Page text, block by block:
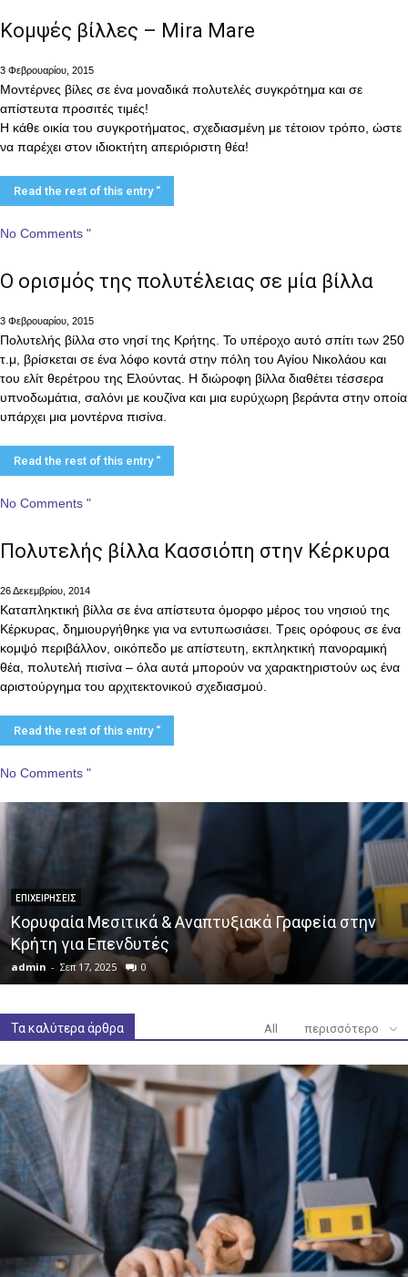
Κομψές βίλλες – Mira Mare
3 Φεβρουαρίου, 2015
Μοντέρνες βίλες σε ένα μοναδικά πολυτελές συγκρότημα και σε
απίστευτα προσιτές τιμές!
Η κάθε οικία του συγκροτήματος, σχεδιασμένη με τέτοιον τρόπο, ώστε
να παρέχει στον ιδιοκτήτη απεριόριστη θέα!
Read the rest of this entry “
No Comments "
Ο ορισμός της πολυτέλειας σε μία βίλλα
3 Φεβρουαρίου, 2015
Πολυτελής βίλλα στο νησί της Κρήτης. Το υπέροχο αυτό σπίτι των 250
τ.μ, βρίσκεται σε ένα λόφο κοντά στην πόλη του Αγίου Νικολάου και
του ελίτ θερέτρου της Ελούντας. Η διώροφη βίλλα διαθέτει τέσσερα
υπνοδωμάτια, σαλόνι με κουζίνα και μια ευρύχωρη βεράντα στην οποία
υπάρχει μια μοντέρνα πισίνα.
Read the rest of this entry “
No Comments "
Πολυτελής βίλλα Κασσιόπη στην Κέρκυρα
26 Δεκεμβρίου, 2014
Καταπληκτική βίλλα σε ένα απίστευτα όμορφο μέρος του νησιού της
Κέρκυρας, δημιουργήθηκε για να εντυπωσιάσει. Τρεις ορόφους σε ένα
κομψό περιβάλλον, οικόπεδο με απίστευτη, εκπληκτική πανοραμική
θέα, πολυτελή πισίνα – όλα αυτά μπορούν να χαρακτηριστούν ως ένα
αριστούργημα του αρχιτεκτονικού σχεδιασμού.
Read the rest of this entry “
No Comments "
ΕΠΙΧΕΙΡΉΣΕΙΣ
Κορυφαία Μεσιτικά & Αναπτυξιακά Γραφεία στην
Κρήτη για Επενδυτές
admin - Σεπ 17, 2025 0
Τα καλύτερα άρθρα All περισσότερο